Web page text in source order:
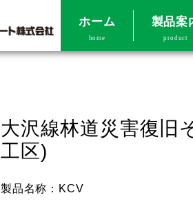
ホーム
home
製品案
product
大沢線林道災害復旧
工区)
製品名称：KCV